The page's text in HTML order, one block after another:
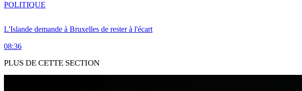
L'Islande demande à Bruxelles de rester à l'écart
08:36
POLITIQUE
PLUS DE CETTE SECTION